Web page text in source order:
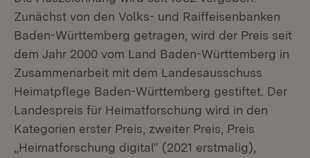
Zunächst von den Volks- und Raiffeisenbanken
Baden-Württemberg getragen, wird der Preis seit
dem Jahr 2000 vom Land Baden-Württemberg in
Zusammenarbeit mit dem Landesausschuss
Heimatpflege Baden-Württemberg gestiftet. Der
Landespreis für Heimatforschung wird in den
Kategorien erster Preis, zweiter Preis, Preis
„Heimatforschung digital“ (2021 erstmalig),